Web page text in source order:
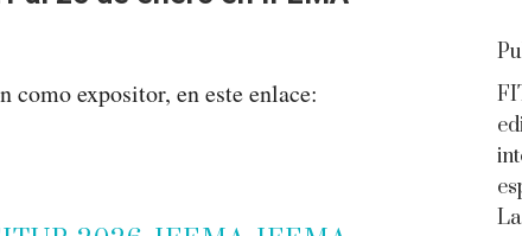
expositor, en este enlace: